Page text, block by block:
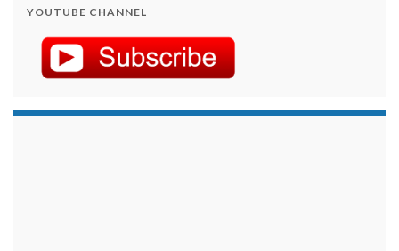
YOUTUBE CHANNEL